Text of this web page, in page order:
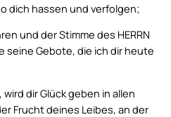
dich hassen und verfolgen;
und der Stimme des HERRN
seine Gebote, die ich dir heute
wird dir Glück geben in allen
Frucht deines Leibes, an der